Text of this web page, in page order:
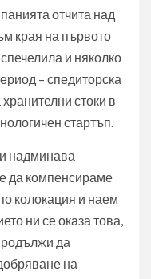
отчита над
края на първото
и няколко
– спедиторска
стоки в
стартъп.
надминава
да компенсираме
колокация и наем
ни се оказа това,
да
на